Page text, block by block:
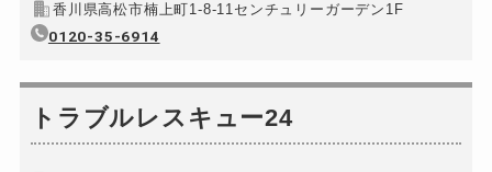
香川県高松市楠上町1-8-11センチュリーガーデン1F
0120-35-6914
トラブルレスキュー24